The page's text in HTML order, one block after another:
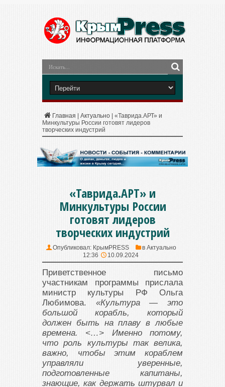
Главная Актуально
«Таврида.АРТ» и
Минкультуры России готовят лидеров
творческих индустрий
«Таврида.АРТ» и
Минкультуры России
готовят лидеров
творческих индустрий
Опубликовал: КрымPRESS в Актуально
12:36
10.09.2024
Приветственное письмо
участникам программы прислала
министр культуры РФ Ольга
Любимова. «Культура— это
большой корабль, который
должен быть на плаву в любые
времена. <…> Именно потому,
что роль культуры так велика,
важно, чтобы этим кораблем
управляли уверенные,
подготовленные капитаны,
знающие, как держать штурвал и